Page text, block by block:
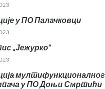
у ПО Палачковци
„Јежурко“
мултифункционалног
у ПО Доњи Смртићи